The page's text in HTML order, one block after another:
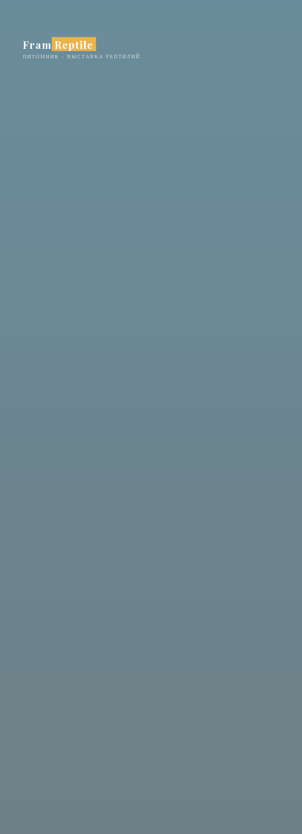
Fram Reptile
ПИТОМНИК - ВЫСТАВКА РЕПТИЛИЙ